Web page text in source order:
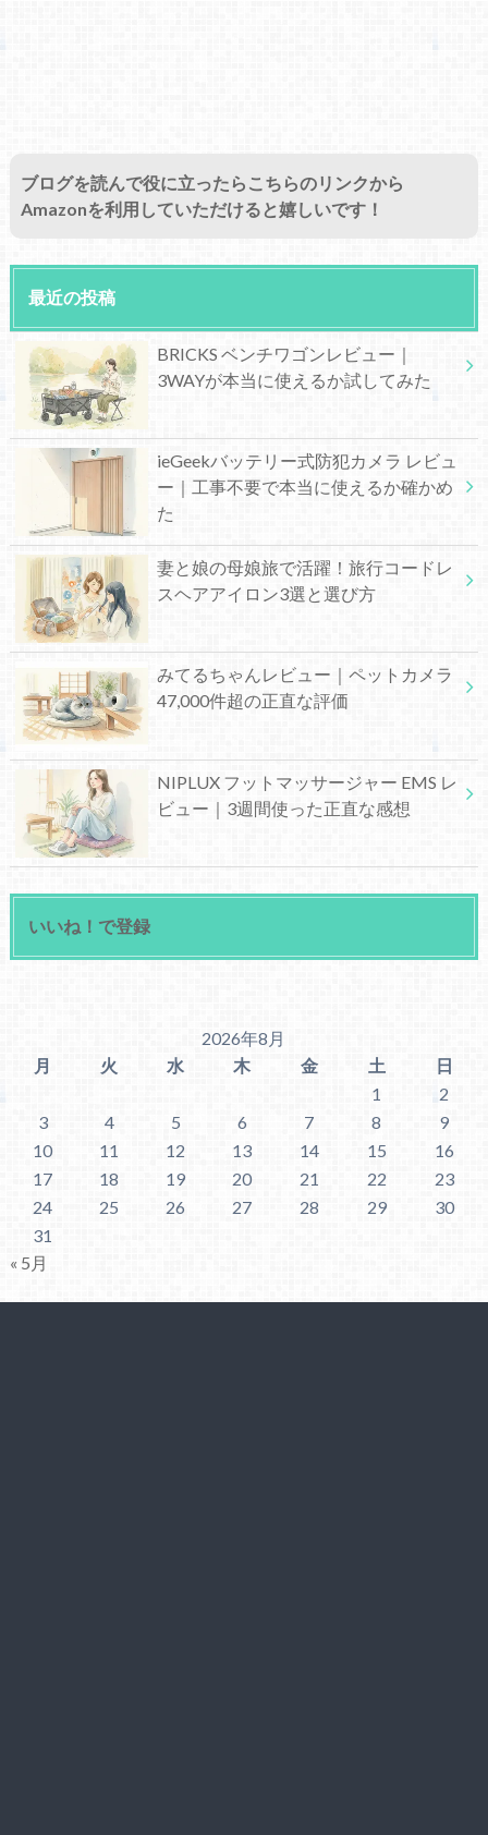
ブログを読んで役に立ったらこちらのリンクから
Amazonを利用していただけると嬉しいです！
最近の投稿
BRICKS ベンチワゴンレビュー｜
3WAYが本当に使えるか試してみた
ieGeekバッテリー式防犯カメラ レビュ
ー｜工事不要で本当に使えるか確かめ
た
妻と娘の母娘旅で活躍！旅行コードレ
スヘアアイロン3選と選び方
みてるちゃんレビュー｜ペットカメラ
47,000件超の正直な評価
NIPLUX フットマッサージャー EMS レ
ビュー｜3週間使った正直な感想
いいね！で登録
2026年8月
月
火 水 木 金 土
日
1
2
3
4 5 6 7 8
9
10
11 12 13 14 15
16
17
18 19 20 21 22
23
24
25 26 27 28 29
30
31
« 5月